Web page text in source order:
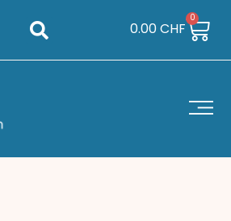
0.00CHF
0